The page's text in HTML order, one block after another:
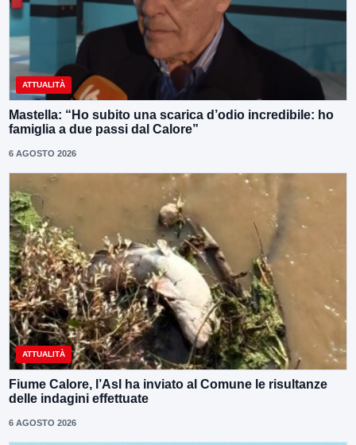
ATTUALITÀ
Mastella: “Ho subito una scarica d’odio incredibile: ho
famiglia a due passi dal Calore”
6 AGOSTO 2026
ATTUALITÀ
Fiume Calore, l’Asl ha inviato al Comune le risultanze
delle indagini effettuate
6 AGOSTO 2026